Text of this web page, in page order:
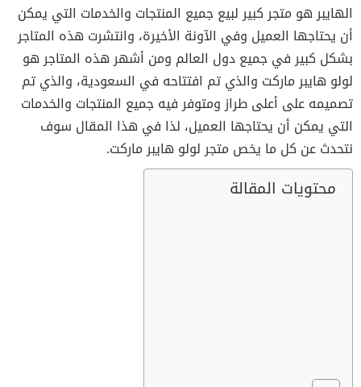
الهايبر هو متجر كبير لبيع جميع المنتجات والخدمات التي يمكن
أن يحتاجها العميل وفي الآونة الأخيرة، وانتشرت هذه المتاجر
بشكل كبير في جميع دول العالم ومن أشهر هذه المتاجر هو
لولو هايبر ماركت والذي تم افتتاحه في السعودية، والذي تم
تصميمه على أعلى طراز ومتوفر فيه جميع المنتجات والخدمات
التي يمكن أن يحتاجها العميل، لذا في هذا المقال سوف
نتحدث عن كل ما يخص متجر لولو هايبر ماركت.
محتويات المقالة